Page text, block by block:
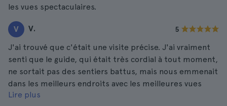
les vues spectaculaires.
V V. 5
J'ai trouvé que c'était une visite précise. J'ai vraiment
senti que le guide, qui était très cordial à tout moment,
ne sortait pas des sentiers battus, mais nous emmenait
dans les meilleurs endroits avec les meilleures vues
sans dévier.
Lire plus